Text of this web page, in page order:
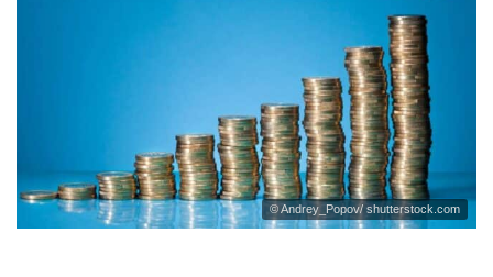
© Andrey_Popov/ shutterstock.com